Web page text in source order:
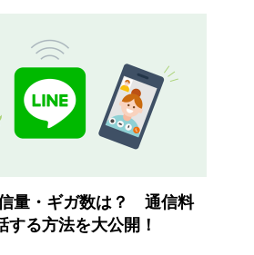
量・ギガ数は？ 通信料
する方法を大公開！